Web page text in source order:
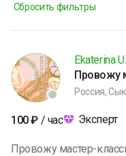
Сбросить фильтры
Ekaterina U.
Провожу
Россия,
100₽ / час Эксперт
Провожу мастер-